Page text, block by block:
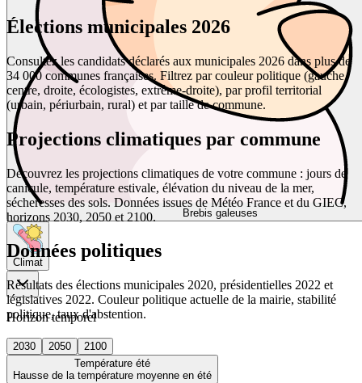
Brebis galeuses
Climat
Horizon temporel
2030 2050
2100
Température été
Hausse de la température moyenne en été
Élections municipales 2026
Consultez les candidats déclarés aux municipales 2026 dans plus de
34 000 communes françaises. Filtrez par couleur politique (gauche,
centre, droite, écologistes, extrême-droite), par profil territorial
(urbain, périurbain, rural) et par taille de commune.
Projections climatiques par commune
Découvrez les projections climatiques de votre commune : jours de
canicule, température estivale, élévation du niveau de la mer,
sécheresses des sols. Données issues de Météo France et du GIEC,
horizons 2030, 2050 et 2100.
Données politiques
Résultats des élections municipales 2020, présidentielles 2022 et
législatives 2022. Couleur politique actuelle de la mairie, stabilité
politique, taux d'abstention.